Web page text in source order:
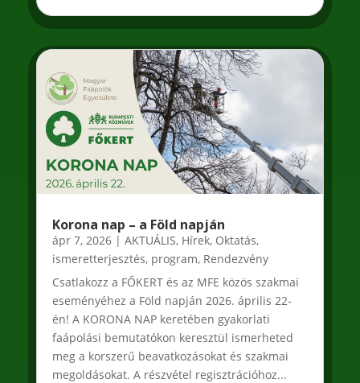
Korona nap – a Föld napján
ápr 7, 2026| AKTUÁLIS, Hírek, Oktatás,
ismeretterjesztés, program, Rendezvény
Csatlakozz a FŐKERT és az MFE közös szakmai
eseményéhez a Föld napján 2026. április 22-
én! A KORONA NAP keretében gyakorlati
faápolási bemutatókon keresztül ismerheted
meg a korszerű beavatkozásokat és szakmai
megoldásokat. A részvétel regisztrációhoz...